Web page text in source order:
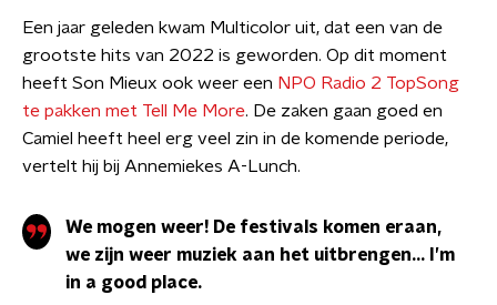
Een jaar geleden kwam Multicolor uit, dat een van de
grootste hits van 2022 is geworden. Op dit moment
heeft Son Mieux ook weer een NPO Radio 2 TopSong
te pakken met Tell Me More. De zaken gaan goed en
Camiel heeft heel erg veel zin in de komende periode,
vertelt hij bij Annemiekes A-Lunch.
We mogen weer! De festivals komen eraan,
we zijn weer muziek aan het uitbrengen… I’m
in a good place.